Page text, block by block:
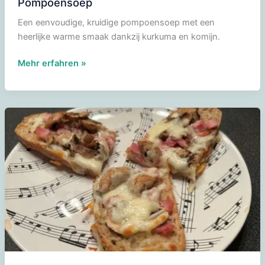
Een eenvoudige, kruidige pompoensoep met een
heerlijke warme smaak dankzij kurkuma en komijn.
Pompoensoep
Mehr erfahren »